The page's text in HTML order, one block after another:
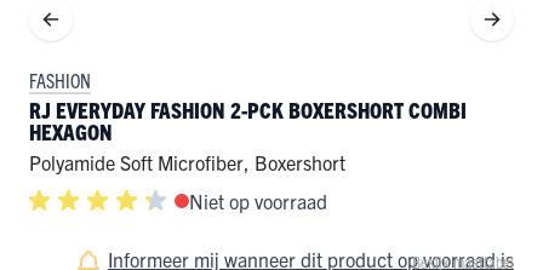
FASHION
RJ EVERYDAY FASHION 2-PCK BOXERSHORT COMBI
HEXAGON
Polyamide Soft Microfiber, Boxershort
Niet op voorraad
Bekijk maattabel
Informeer mij wanneer dit product op voorraad is